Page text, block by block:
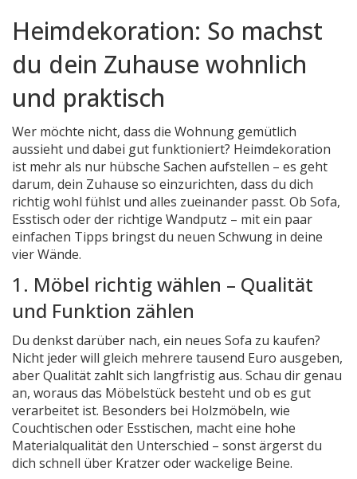
Heimdekoration: So machst
du dein Zuhause wohnlich
und praktisch
Wer möchte nicht, dass die Wohnung gemütlich
aussieht und dabei gut funktioniert? Heimdekoration
ist mehr als nur hübsche Sachen aufstellen – es geht
darum, dein Zuhause so einzurichten, dass du dich
richtig wohl fühlst und alles zueinander passt. Ob Sofa,
Esstisch oder der richtige Wandputz – mit ein paar
einfachen Tipps bringst du neuen Schwung in deine
vier Wände.
1. Möbel richtig wählen – Qualität
und Funktion zählen
Du denkst darüber nach, ein neues Sofa zu kaufen?
Nicht jeder will gleich mehrere tausend Euro ausgeben,
aber Qualität zahlt sich langfristig aus. Schau dir genau
an, woraus das Möbelstück besteht und ob es gut
verarbeitet ist. Besonders bei Holzmöbeln, wie
Couchtischen oder Esstischen, macht eine hohe
Materialqualität den Unterschied – sonst ärgerst du
dich schnell über Kratzer oder wackelige Beine.